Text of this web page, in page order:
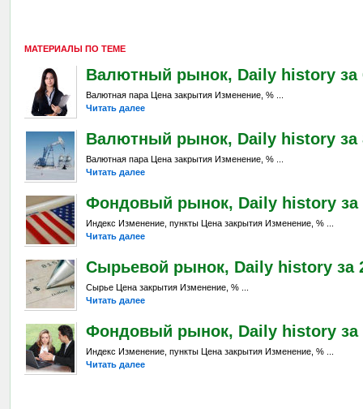
МАТЕРИАЛЫ ПО ТЕМЕ
Валютный рынок, Daily history за
Валютная пара Цена закрытия Изменение, % ...
Читать далее
Валютный рынок, Daily history за
Валютная пара Цена закрытия Изменение, % ...
Читать далее
Фондовый рынок, Daily history за
Индекс Изменение, пункты Цена закрытия Изменение, % ...
Читать далее
Сырьевой рынок, Daily history за
Сырье Цена закрытия Изменение, % ...
Читать далее
Фондовый рынок, Daily history за
Индекс Изменение, пункты Цена закрытия Изменение, % ...
Читать далее